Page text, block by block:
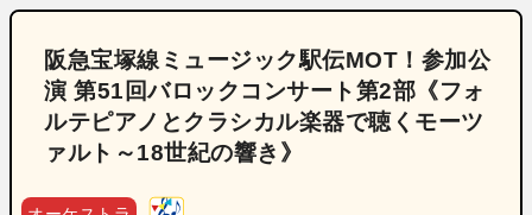
阪急宝塚線ミュージック駅伝MOT！参加公
演 第51回バロックコンサート第2部《フォ
ルテピアノとクラシカル楽器で聴くモーツ
ァルト～18世紀の響き》